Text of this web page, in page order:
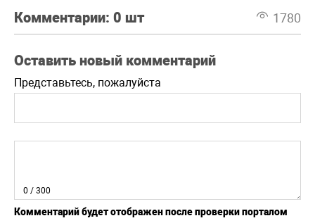
Комментарии: 0 шт 1780
Оставить новый комментарий
Представьтесь, пожалуйста
0 / 300
Комментарий будет отображен после проверки порталом